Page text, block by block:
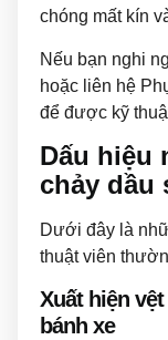
chóng mất kín
Nếu bạn nghi
hoặc liên hệ
để được kỹ
Dấu hiệu
chảy dầu
Dưới đây là
thuật viên
Xuất hiện
bánh xe